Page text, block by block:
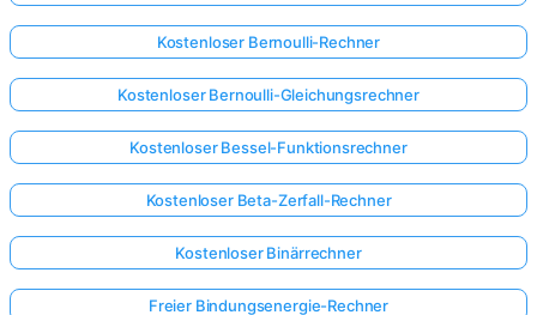
Kostenloser Bernoulli-Rechner
Kostenloser Bernoulli-Gleichungsrechner
Kostenloser Bessel-Funktionsrechner
Kostenloser Beta-Zerfall-Rechner
Kostenloser Binärrechner
Freier Bindungsenergie-Rechner